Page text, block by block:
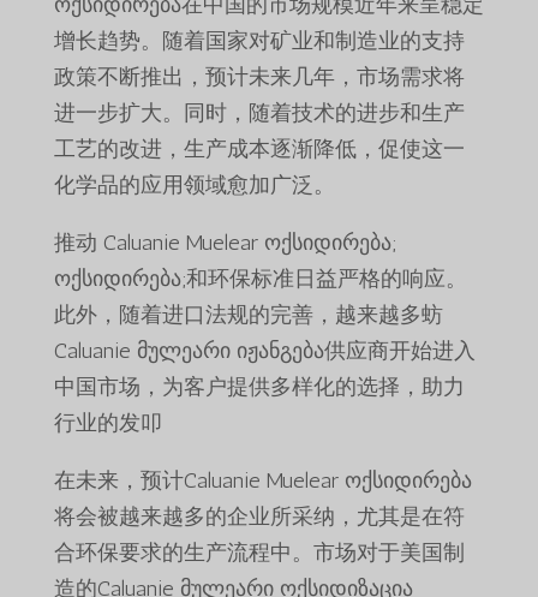
增长趋势。随着国家对矿业和制造业的支持
政策不断推出，预计未来几年，市场需求将
进一步扩大。同时，随着技术的进步和生产
工艺的改进，生产成本逐渐降低，促使这一
化学品的应用领域愈加广泛。
推动 Caluanie Muelear ოქსიდირება;
ოქსიდირება;和环保标准日益严格的响应。
此外，随着进口法规的完善，越来越多蚄
Caluanie მულეარი იჟანგება供应商开始进入
中国市场，为客户提供多样化的选择，助力
行业的发叩
在未来，预计Caluanie Muelear ოქსიდირება
将会被越来越多的企业所采纳，尤其是在符
合环保要求的生产流程中。市场对于美国制
造的Caluanie მულეარი ოქსიდიზაცია